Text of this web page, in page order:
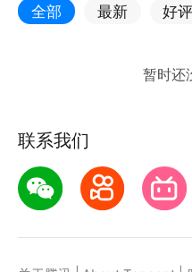
全部 最新 好评
联系我们